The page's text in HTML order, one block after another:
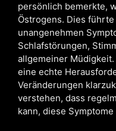
persönlich bemerkte,
Östrogens. Dies
unangenehmen
Schlafstörungen,
allgemeiner
eine echte
Veränderungen
verstehen, dass
kann, diese